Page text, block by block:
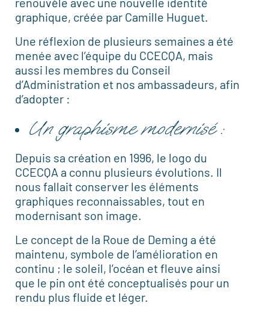
graphique, créée par Camille Huguet.
Une réflexion de plusieurs semaines a été
menée avec l’équipe du CCECQA, mais
aussi les membres du Conseil
d’Administration et nos ambassadeurs, afin
d’adopter :
Un graphisme modernisé :
Depuis sa création en 1996, le logo du
CCECQA a connu plusieurs évolutions. Il
nous fallait conserver les éléments
graphiques reconnaissables, tout en
modernisant son image.
Le concept de la Roue de Deming a été
maintenu, symbole de l’amélioration en
continu ; le soleil, l’océan et fleuve ainsi
que le pin ont été conceptualisés pour un
rendu plus fluide et léger.